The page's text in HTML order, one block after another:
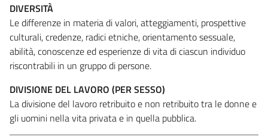
DIVERSITÀ
Le differenze in materia di valori, atteggiamenti, prospettive
culturali, credenze, radici etniche, orientamento sessuale,
abilità, conoscenze ed esperienze di vita di ciascun individuo
riscontrabili in un gruppo di persone.
DIVISIONE DEL LAVORO (PER SESSO)
La divisione del lavoro retribuito e non retribuito tra le donne e
gli uomini nella vita privata e in quella pubblica.